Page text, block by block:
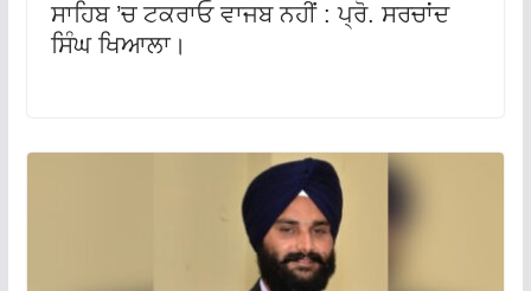
ਸਾਹਿਬ ’ਚ ਟਕਰਾਓ ਵਾਜਬ ਨਹੀਂ : ਪ੍ਰੋ. ਸਰਚਾਂਦ
ਸਿੰਘ ਖਿਆਲਾ।